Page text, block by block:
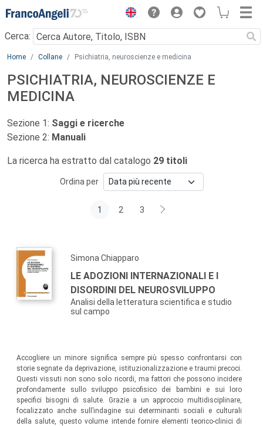
Menu
Cerca:
Main content
Home Collane Psichiatria, neuroscienze e medicina
PSICHIATRIA, NEUROSCIENZE E
MEDICINA
Sezione 1: Saggi e ricerche
Sezione 2: Manuali
La ricerca ha estratto dal catalogo 29 titoli
Ordina per
1 2 3
Simona Chiapparo
LE ADOZIONI INTERNAZIONALI E I
DISORDINI DEL NEUROSVILUPPO
Analisi della letteratura scientifica e studio
sul campo
Accogliere un minore significa sempre più spesso confrontarsi con
storie segnate da deprivazione, istituzionalizzazione e traumi precoci.
Questi vissuti non sono solo ricordi, ma fattori che possono incidere
profondamente sullo sviluppo psicofisico dei bambini e sui loro
specifici bisogni di salute. Grazie a un approccio multidisciplinare,
focalizzato anche sull’indagine sui determinanti sociali e culturali
della salute, questo volume intende fornire elementi teorico-clinici di